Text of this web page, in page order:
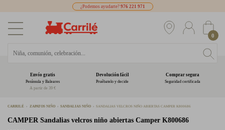
¿Podemos ayudarte? 976 221 971
0
Envío gratis
Península y Baleares
A partir de 39 €
Devolución fácil
Pruébatelo y decide
Comprar segura
Seguridad certificada
CARRILÉ ZAPATOS NIÑO SANDALIAS NIÑO SANDALIAS VELCROS NIÑO ABIERTAS CAMPER K800686
CAMPER Sandalias velcros niño abiertas Camper K800686